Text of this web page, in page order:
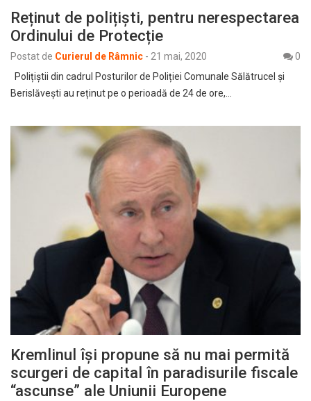
Reținut de polițiști, pentru nerespectarea
Ordinului de Protecție
Postat de Curierul de Râmnic - 21 mai, 2020
0
Polițiștii din cadrul Posturilor de Poliției Comunale Sălătrucel și
Berislăvești au reținut pe o perioadă de 24 de ore,…
Kremlinul își propune să nu mai permită
scurgeri de capital în paradisurile fiscale
“ascunse” ale Uniunii Europene